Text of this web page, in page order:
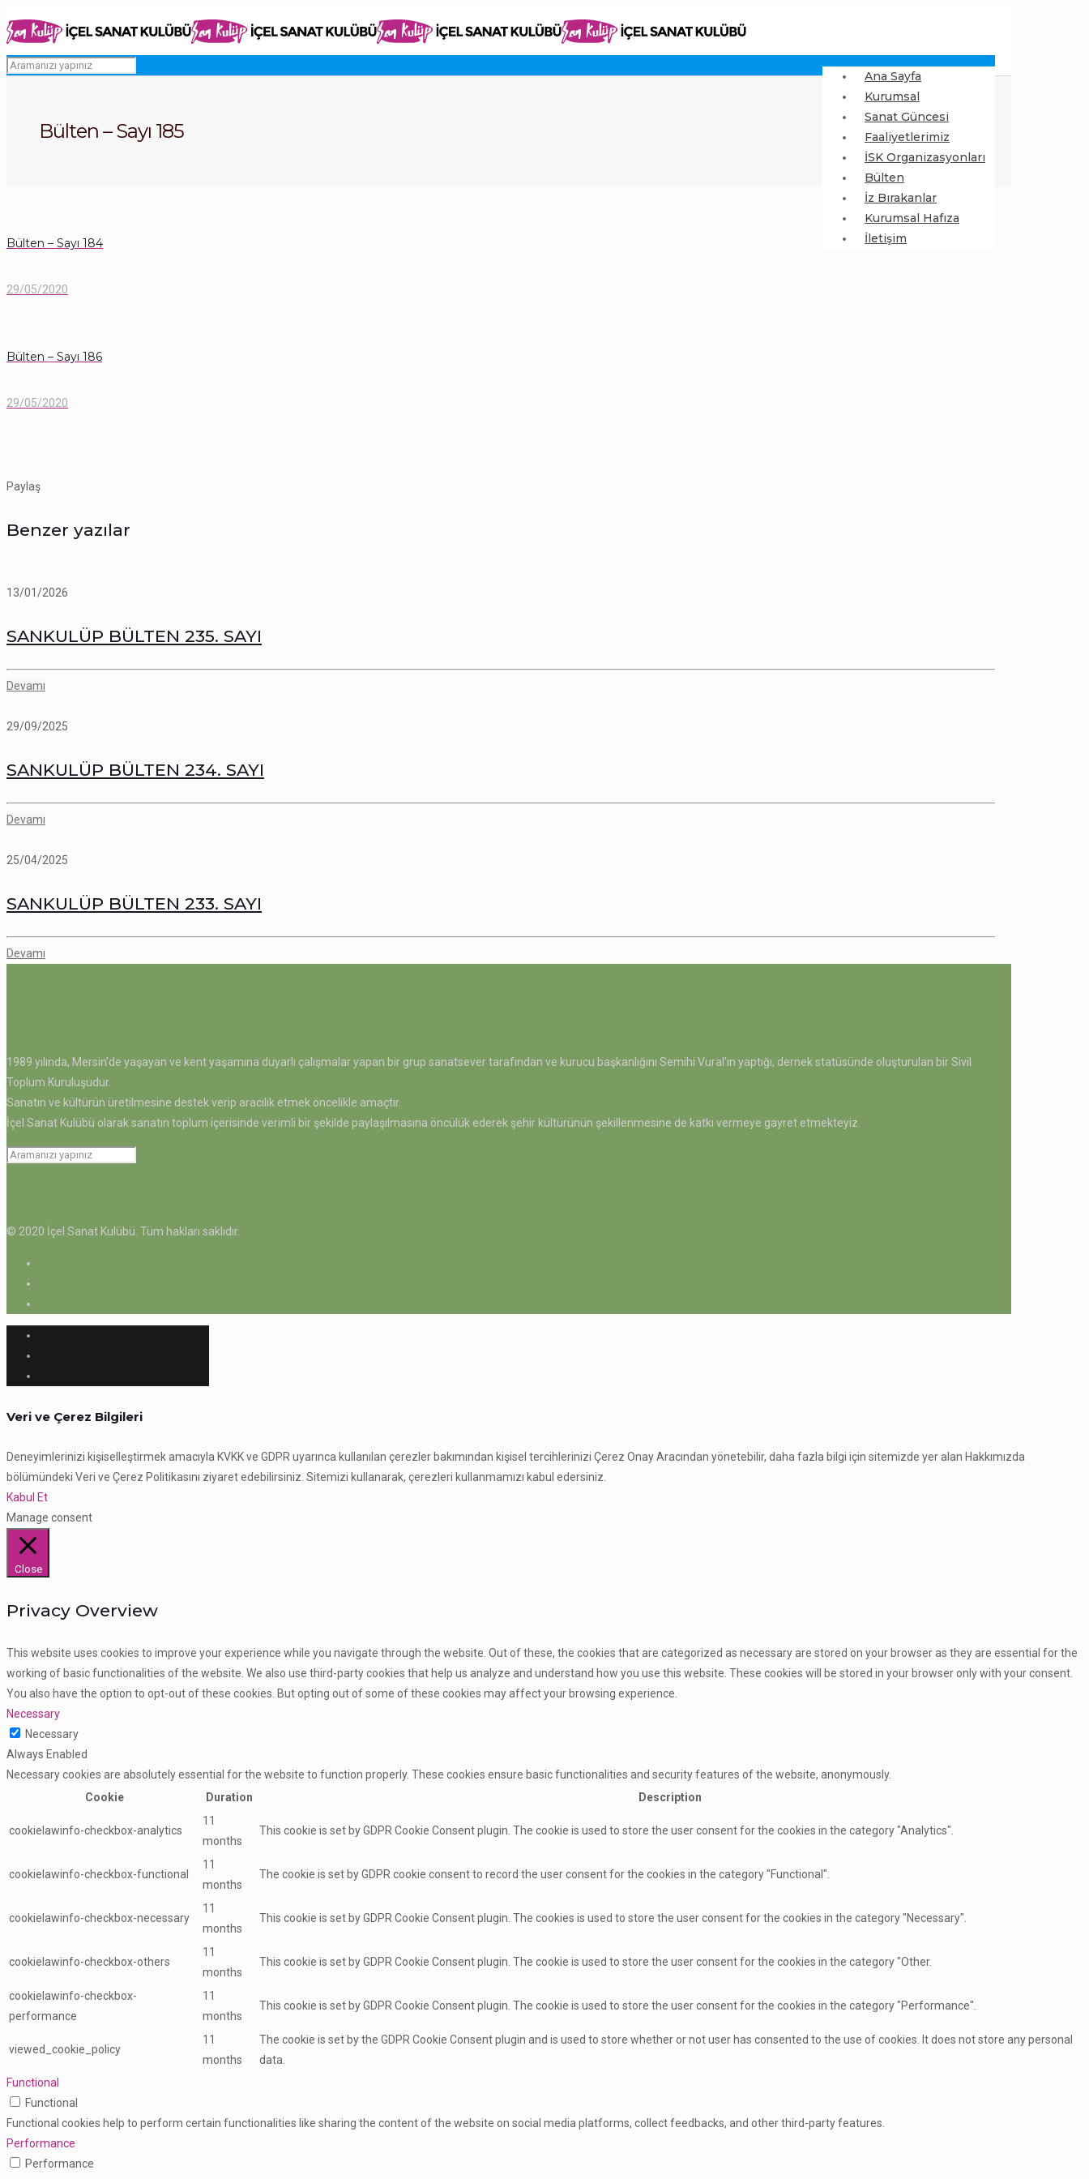
Ana Sayfa
Kurumsal
Sanat Güncesi
Faaliyetlerimiz
İSK Organizasyonları
Bülten
İz Bırakanlar
Kurumsal Hafıza
İletişim
Bülten – Sayı 185
Bülten – Sayı 184
29/05/2020
Bülten – Sayı 186
29/05/2020
Paylaş
Benzer yazılar
13/01/2026
SANKULÜP BÜLTEN 235. SAYI
Devamı
29/09/2025
SANKULÜP BÜLTEN 234. SAYI
Devamı
25/04/2025
SANKULÜP BÜLTEN 233. SAYI
Devamı
1989 yılında, Mersin’de yaşayan ve kent yaşamına duyarlı çalışmalar yapan bir grup sanatsever tarafından ve kurucu başkanlığını Semihi Vural’ın yaptığı, dernek statüsünde oluşturulan bir Sivil
Toplum Kuruluşudur.
Sanatın ve kültürün üretilmesine destek verip aracılık etmek öncelikle amaçtır.
İçel Sanat Kulübü olarak sanatın toplum içerisinde verimli bir şekilde paylaşılmasına öncülük ederek şehir kültürünün şekillenmesine de katkı vermeye gayret etmekteyiz.
© 2020 İçel Sanat Kulübü. Tüm hakları saklıdır.
Veri ve Çerez Bilgileri
Deneyimlerinizi kişiselleştirmek amacıyla KVKK ve GDPR uyarınca kullanılan çerezler bakımından kişisel tercihlerinizi Çerez Onay Aracından yönetebilir, daha fazla bilgi için sitemizde yer alan Hakkımızda
bölümündeki Veri ve Çerez Politikasını ziyaret edebilirsiniz. Sitemizi kullanarak, çerezleri kullanmamızı kabul edersiniz.
Kabul Et
Manage consent
Close
Privacy Overview
This website uses cookies to improve your experience while you navigate through the website. Out of these, the cookies that are categorized as necessary are stored on your browser as they are essential for the
working of basic functionalities of the website. We also use third-party cookies that help us analyze and understand how you use this website. These cookies will be stored in your browser only with your consent.
You also have the option to opt-out of these cookies. But opting out of some of these cookies may affect your browsing experience.
Necessary
Necessary
Always Enabled
Necessary cookies are absolutely essential for the website to function properly. These cookies ensure basic functionalities and security features of the website, anonymously.
Cookie
Duration Description
cookielawinfo-checkbox-analytics
11
months
This cookie is set by GDPR Cookie Consent plugin. The cookie is used to store the user consent for the cookies in the category "Analytics".
cookielawinfo-checkbox-functional
11
months
The cookie is set by GDPR cookie consent to record the user consent for the cookies in the category "Functional".
cookielawinfo-checkbox-necessary
11
months
This cookie is set by GDPR Cookie Consent plugin. The cookies is used to store the user consent for the cookies in the category "Necessary".
cookielawinfo-checkbox-others
11
months
This cookie is set by GDPR Cookie Consent plugin. The cookie is used to store the user consent for the cookies in the category "Other.
cookielawinfo-checkbox-
performance
11
months
This cookie is set by GDPR Cookie Consent plugin. The cookie is used to store the user consent for the cookies in the category "Performance".
viewed_cookie_policy
11
months
The cookie is set by the GDPR Cookie Consent plugin and is used to store whether or not user has consented to the use of cookies. It does not store any personal
data.
Functional
Functional
Functional cookies help to perform certain functionalities like sharing the content of the website on social media platforms, collect feedbacks, and other third-party features.
Performance
Performance